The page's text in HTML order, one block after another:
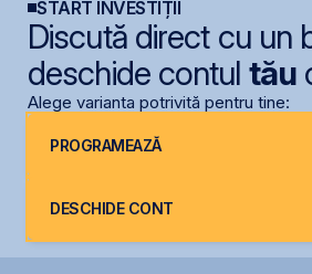
START INVESTIȚII
Discută direct cu un
deschide contul tău
Alege varianta potrivită pentru tine:
PROGRAMEAZĂ
DESCHIDE CONT